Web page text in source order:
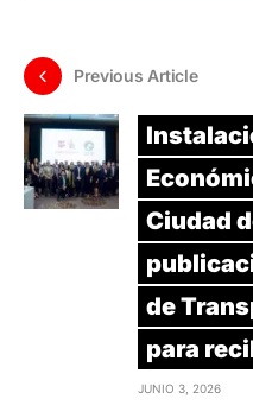
Previous Article
Ciudad
de
para
JUNIO 3, 2026